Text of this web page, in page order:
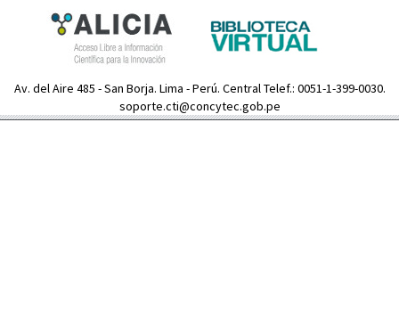
Av. del Aire 485 - San Borja. Lima - Perú. Central Telef.: 0051-1-399-0030.
soporte.cti@concytec.gob.pe